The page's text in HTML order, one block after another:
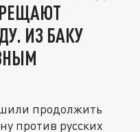
ИЗ БАКУ
продолжить
против русских